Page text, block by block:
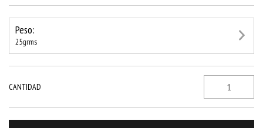
Peso:
25grms
CANTIDAD